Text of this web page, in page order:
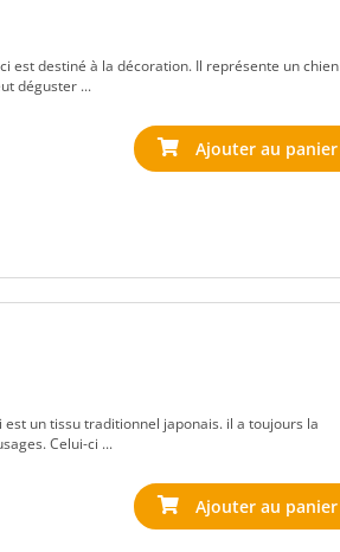
est destiné à la décoration. Il représente un chien
déguster ...
un tissu traditionnel japonais. il a toujours la
Celui-ci ...